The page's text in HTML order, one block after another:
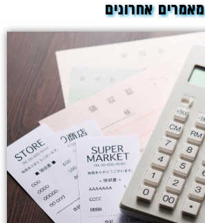
מאמרים אחרונים